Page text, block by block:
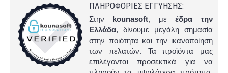
ΠΛΗΡΟΦΟΡΙΕΣ ΕΓΓΥΗΣΗΣ:
Στην kounasoft, με έδρα την
Ελλάδα, δίνουμε μεγάλη σημασία
στην ποιότητα και την ικανοποίηση
των πελατών. Τα προϊόντα μας
επιλέγονται προσεκτικά για να